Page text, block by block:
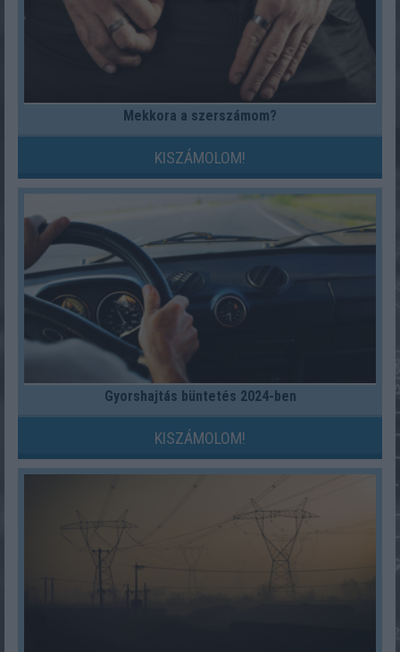
Mekkora a szerszámom?
KISZÁMOLOM!
Gyorshajtás büntetés 2024-ben
KISZÁMOLOM!